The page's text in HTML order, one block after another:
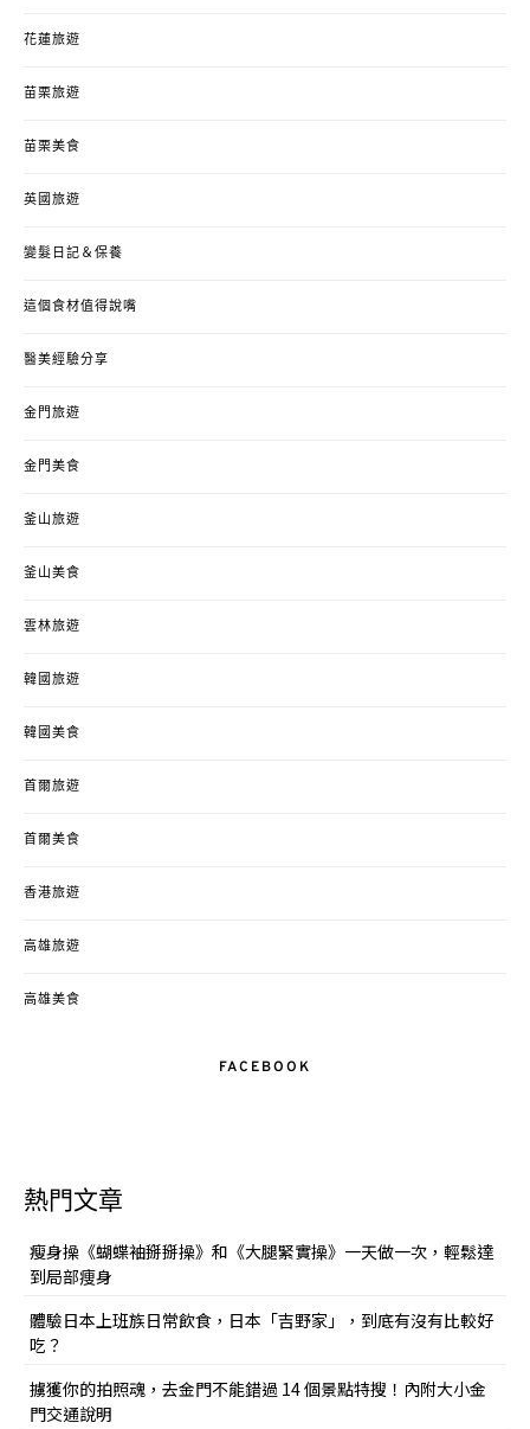
花蓮旅遊
苗栗旅遊
苗栗美食
英國旅遊
變髮日記＆保養
這個食材值得說嘴
醫美經驗分享
金門旅遊
金門美食
釜山旅遊
釜山美食
雲林旅遊
韓國旅遊
韓國美食
首爾旅遊
首爾美食
香港旅遊
高雄旅遊
高雄美食
FACEBOOK
熱門文章
瘦身操《蝴蝶袖掰掰操》和《大腿緊實操》一天做一次，輕鬆達
到局部痩身
體驗日本上班族日常飲食，日本「吉野家」，到底有沒有比較好
吃？
擄獲你的拍照魂，去金門不能錯過 14 個景點特搜！內附大小金
門交通說明